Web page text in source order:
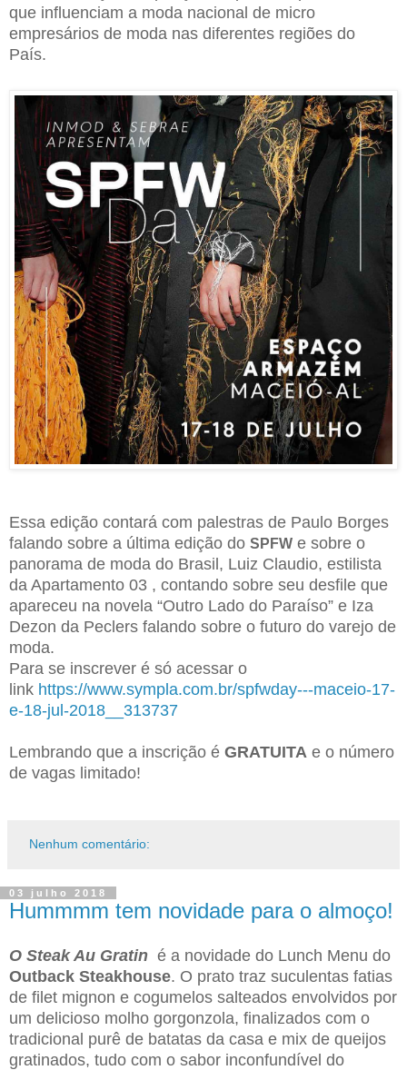
que influenciam a moda nacional de micro
empresários de moda nas diferentes regiões do
País.
Essa edição contará com palestras de Paulo Borges
falando sobre a última edição do SPFW e sobre o
panorama de moda do Brasil, Luiz Claudio, estilista
da Apartamento 03 , contando sobre seu desfile que
apareceu na novela “Outro Lado do Paraíso” e Iza
Dezon da Peclers falando sobre o futuro do varejo de
moda.
Para se inscrever é só acessar o
link https://www.sympla.com.br/spfwday---maceio-17-
e-18-jul-2018__313737
Lembrando que a inscrição é GRATUITA e o número
de vagas limitado!
Nenhum comentário:
03 julho 2018
Hummmm tem novidade para o almoço!
O Steak Au Gratin é a novidade do Lunch Menu do
Outback Steakhouse. O prato traz suculentas fatias
de filet mignon e cogumelos salteados envolvidos por
um delicioso molho gorgonzola, finalizados com o
tradicional purê de batatas da casa e mix de queijos
gratinados, tudo com o sabor inconfundível do